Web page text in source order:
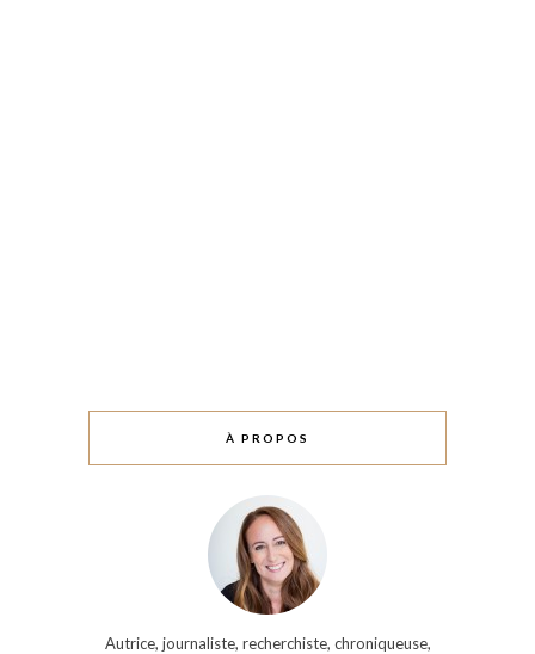
À PROPOS
Autrice, journaliste, recherchiste, chroniqueuse,